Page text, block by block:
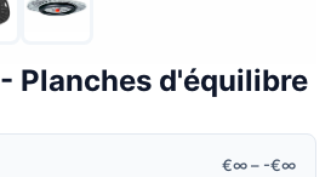
Planches d'équilibre
€∞ – -€∞